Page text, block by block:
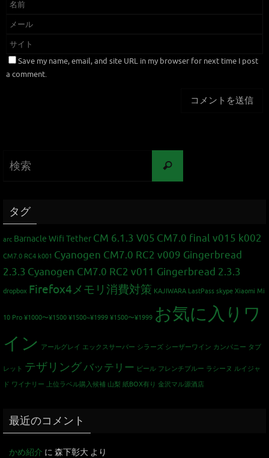
Save my name, email, and site URL in my browser for next time I post
a comment.
タグ
arc Barnacle Wifi Tether CM 6.1.3 V05 CM7.0 final v015 k002
CM7.0 RC4 k001 Cyanogen CM7.0 RC2 v009 Gingerbread
2.3.3 Cyanogen CM7.0 RC2 v011 Gingerbread 2.3.3
dropbox Firefox4メモリ消費対策 KAJIWARA LastPass skype Xiaomi Mi
10 Pro ¥1000〜¥1500 ¥1500~¥1999 ¥1500〜¥1999 お気に入りワ
イン アールグレイ エックスサーバー シラーズ シーザーワイン カンパニー タブ
レット テザリングバッテリー ビール フレンチブルー ラシーヌ ルイジャ
ド ワイナリー 上位ラベル購入候補 山梨 紙BOX有り 金沢マル源酒店
最近のコメント
かめ紹介 に 森下彰大 より